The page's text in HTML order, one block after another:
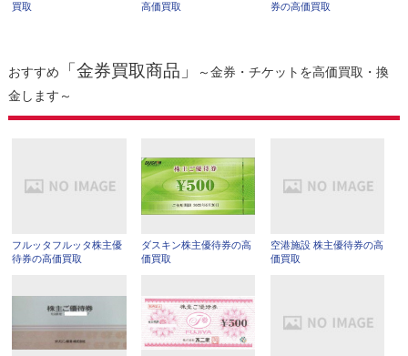
買取
高価買取
券の高価買取
おすすめ 「金券買取商品」
～金券・チケットを高価買取・換
金します～
フルッタフルッタ株主優
待券の高価買取
ダスキン株主優待券の高
価買取
空港施設 株主優待券の高
価買取